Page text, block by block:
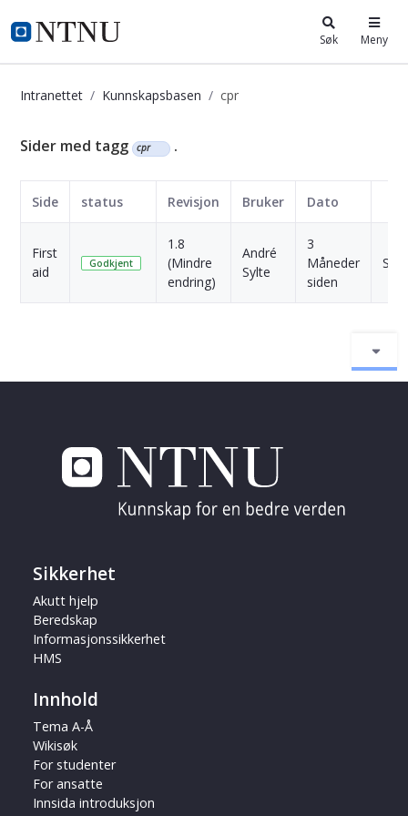
i.ntnu.no Søk Meny
Intranettet Kunnskapsbasen cpr
Kunnskapsbasen
Sider med tagg cpr .
Side status Revisjon Bruker Dato
First
aid
Godkjent
1.8
(Mindre
endring)
André
Sylte
3
Måneder
siden
Sikkerhet
Akutt hjelp
Beredskap
Informasjonssikkerhet
HMS
Innhold
Tema A-Å
Wikisøk
For studenter
For ansatte
Innsida introduksjon